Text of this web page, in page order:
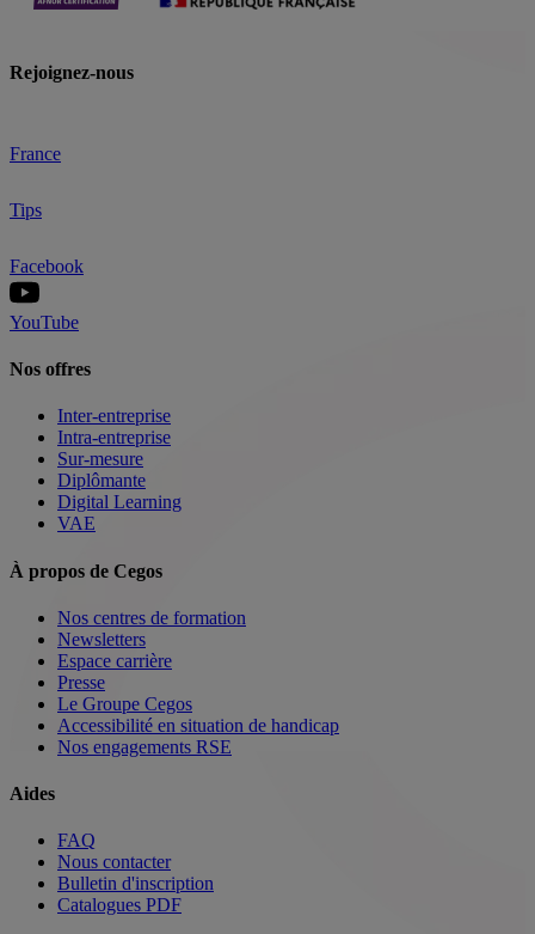
Rejoignez-nous
France
Tips
Facebook
YouTube
Nos offres
Inter-entreprise
Intra-entreprise
Sur-mesure
Diplômante
Digital Learning
VAE
À propos de Cegos
Nos centres de formation
Newsletters
Espace carrière
Presse
Le Groupe Cegos
Accessibilité en situation de handicap
Nos engagements RSE
Aides
FAQ
Nous contacter
Bulletin d'inscription
Catalogues PDF